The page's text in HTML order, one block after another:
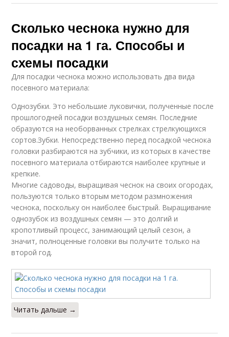
Сколько чеснока нужно для
посадки на 1 га. Способы и
схемы посадки
Для посадки чеснока можно использовать два вида
посевного материала:
Однозубки. Это небольшие луковички, полученные после
прошлогодней посадки воздушных семян. Последние
образуются на необорванных стрелках стрелкующихся
сортов.Зубки. Непосредственно перед посадкой чеснока
головки разбираются на зубчики, из которых в качестве
посевного материала отбираются наиболее крупные и
крепкие.
Многие садоводы, выращивая чеснок на своих огородах,
пользуются только вторым методом размножения
чеснока, поскольку он наиболее быстрый. Выращивание
однозубок из воздушных семян — это долгий и
кропотливый процесс, занимающий целый сезон, а
значит, полноценные головки вы получите только на
второй год.
Читать дальше →